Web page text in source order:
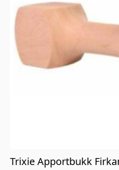
Trixie Apportbukk